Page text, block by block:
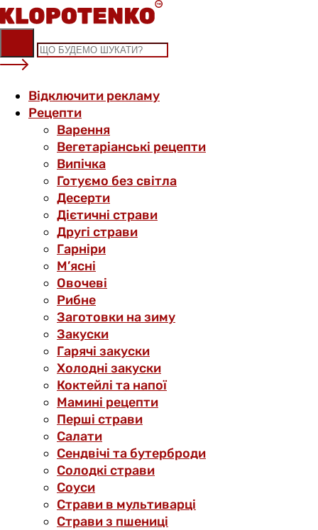
Skip
to
content
Відключити рекламу
Рецепти
Варення
Вегетаріанські рецепти
Випічка
Готуємо без світла
Десерти
Дієтичні страви
Другі страви
Гарніри
М’ясні
Овочеві
Рибне
Заготовки на зиму
Закуски
Гарячі закуски
Холодні закуски
Коктейлі та напої
Мамині рецепти
Перші страви
Салати
Сендвічі та бутерброди
Солодкі страви
Соуси
Страви в мультиварці
Страви з пшениці